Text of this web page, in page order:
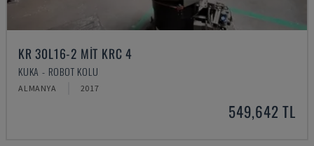
KR 30L16-2 MIT KRC 4
KUKA - ROBOT KOLU
ALMANYA 2017
549,642 TL